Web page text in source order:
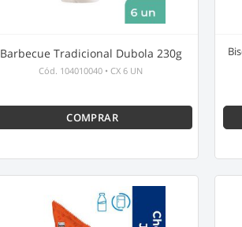
Barbecue Tradicional Dubola 230g
Cód. 104010040 •CX 6 UN
COMPRAR